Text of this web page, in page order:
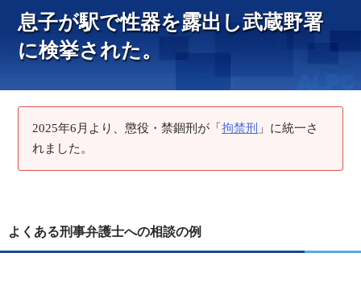
息子が駅で性器を露出し武蔵野署
に検挙された。
2025年6月より、懲役・禁錮刑が「拘禁刑 」に統一さ
れました。
よくある刑事弁護士への相談の例